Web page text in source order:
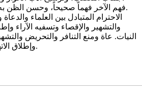
فهم الآخر فهماً صحيحاً، وحسن الظن به، وإنصافه وإبراز محاسنه.
والتشهير والإقصاء وتسفيه الآراء
النيات. عاة ومنع التنافر والتحريض
وإطلاق الاتهامات والطعن في النيات.